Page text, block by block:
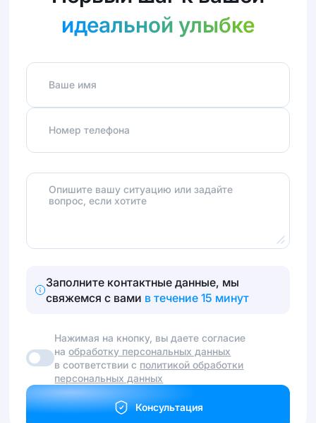
идеальной улыбке
Ваше имя
Номер телефона
Опишите вашу ситуацию или задайте
вопрос, если хотите
Заполните контактные данные, мы
свяжемся с вами в течение 15 минут
Нажимая на кнопку, вы даете согласие
наобработку персональных данных
в соответствии с политикой обработки
персональных данных
Консультация